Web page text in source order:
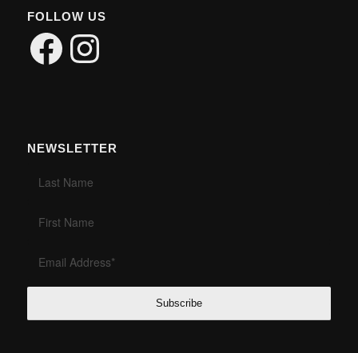
FOLLOW US
FacebookInstagram
NEWSLETTER